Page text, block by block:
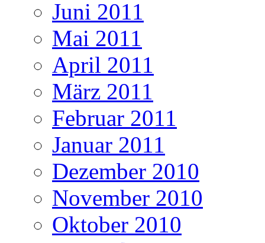
Juni 2011
Mai 2011
April 2011
März 2011
Februar 2011
Januar 2011
Dezember 2010
November 2010
Oktober 2010